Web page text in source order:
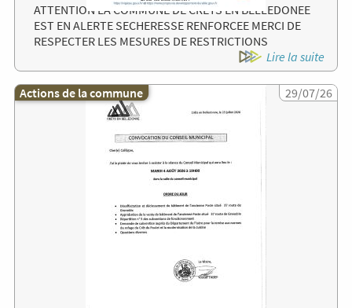
ATTENTION LA COMMUNE DE CRETS EN BELLEDONEE
EST EN ALERTE SECHERESSE RENFORCEE MERCI DE
RESPECTER LES MESURES DE RESTRICTIONS
Lire la suite
Actions de la commune 29/07/26